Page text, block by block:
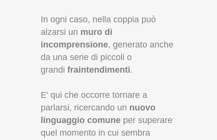
In ogni caso, nella coppia può
alzarsi un muro di
incomprensione, generato anche
da una serie di piccoli o
grandi fraintendimenti.
E’ qui che occorre tornare a
parlarsi, ricercando un nuovo
linguaggio comune per superare
quel momento in cui sembra